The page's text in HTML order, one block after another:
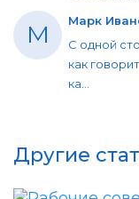
М Марк
С одной
как
ка...
Другие